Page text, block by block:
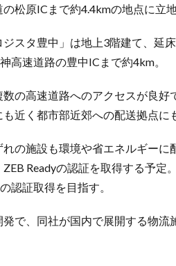
松原ICまで約4.4kmの地点に立地
ジスタ豊中」は地上3階建て、延
高速道路の豊中ICまで約4km。
数の高速道路へのアクセスが良
近く都市部近郊への配送拠点に
れの施設も環境や省エネルギー
ZEB Readyの認証を取得する予
認証取得を目指す。
発で、同社が国内で展開する物